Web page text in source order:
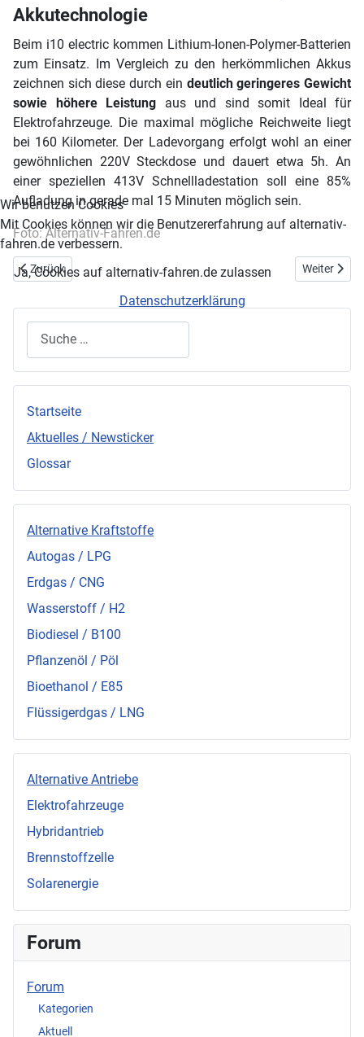
Akkutechnologie
Beim i10 electric kommen Lithium-Ionen-Polymer-Batterien
zum Einsatz. Im Vergleich zu den herkömmlichen Akkus
zeichnen sich diese durch ein deutlich geringeres Gewicht
sowie höhere Leistung aus und sind somit Ideal für
Elektrofahrzeuge. Die maximal mögliche Reichweite liegt
bei 160 Kilometer. Der Ladevorgang erfolgt wohl an einer
gewöhnlichen 220V Steckdose und dauert etwa 5h. An
einer speziellen 413V Schnellladestation soll eine 85%
Aufladung in gerade mal 15 Minuten möglich sein.
Foto: Alternativ-Fahren.de
Vorheriger Beitrag: Elektromobilität auf der IAA in Frankfurt
Zurück Nächster
Weiter
Suchen
Startseite
Aktuelles / Newsticker
Glossar
Alternative Kraftstoffe
Autogas / LPG
Erdgas / CNG
Wasserstoff / H2
Biodiesel / B100
Pflanzenöl / Pöl
Bioethanol / E85
Flüssigerdgas / LNG
Alternative Antriebe
Elektrofahrzeuge
Hybridantrieb
Brennstoffzelle
Solarenergie
Forum
Forum
Kategorien
Aktuell
Wir benutzen Cookies
Mit Cookies können wir die Benutzererfahrung auf alternativ-
fahren.de verbessern.
Ja, Cookies auf alternativ-fahren.de zulassen
Datenschutzerklärung